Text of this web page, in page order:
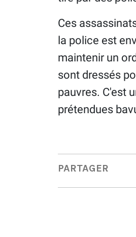
Ces
la police est
maintenir un
sont dressés
pauvres. C'est
prétendues
PARTAGER